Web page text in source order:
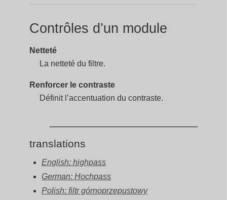
Contrôles d’un module
Netteté
La netteté du filtre.
Renforcer le contraste
Définit l’accentuation du contraste.
translations
English: highpass
German: Hochpass
Polish: filtr górnoprzepustowy